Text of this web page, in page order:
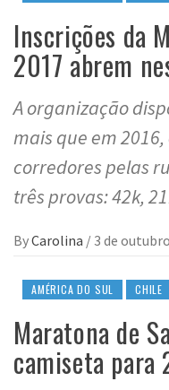
Inscrições da
2017 abrem
A organização
mais que em
corredores pelas
três provas: 42k,
ByCarolina / 3 de
AMÉRICA DO SUL CHILE
Maratona de
camiseta para